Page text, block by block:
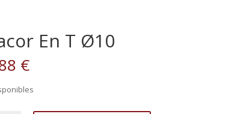
En T Ø10
€